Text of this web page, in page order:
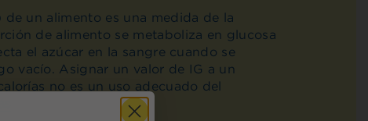
un alimento es una medida de la
de alimento se metaboliza en glucosa
el azúcar en la sangre cuando se
vacío. Asignar un valor de IG a un
no es un uso adecuado del